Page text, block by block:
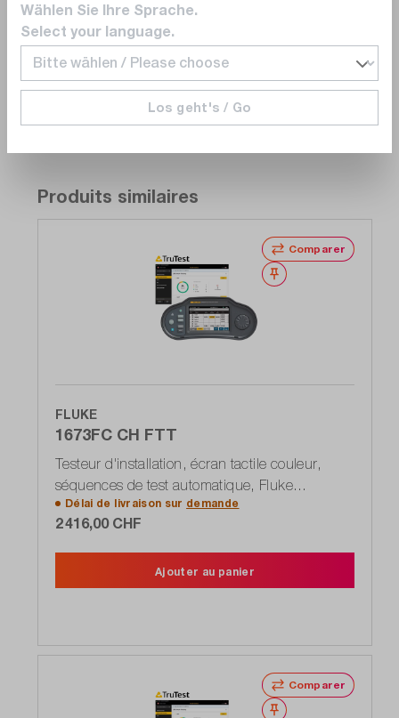
Bornes crocodile
Batterie lithium-ion
Logiciel Fluke TruTest
Produits similaires
Comparer
Noter
FLUKE
1673FC CH FTT
Testeur d'installation, écran tactile couleur,
séquences de test automatique, Fluke
ConnectDIN VDE 0100-600, IEC 60364-6,
logiciel Fluke TruTest inclus
Délai de livraison sur demande
2 416,00 CHF
Ajouter au panier
Comparer
Noter
Wählen Sie Ihre Sprache.
Select your language.
Los geht's / Go